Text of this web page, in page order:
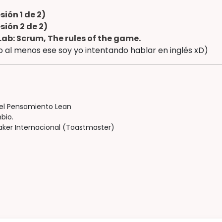
1 de 2)
2 de 2)
Scrum, The rules of the game.
al menos ese soy yo intentando hablar en inglés xD)
Pensamiento Lean
Internacional (Toastmaster)